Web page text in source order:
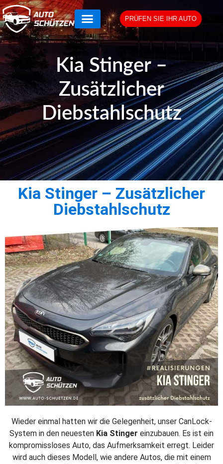
PRÜFEN SIE IHR AUTO
Kia Stinger –
Zusätzlicher
Diebstahlschutz
Kia Stinger – Zusätzlicher
Diebstahlschutz
Wieder einmal hatten wir die Gelegenheit, unser CanLock-
System in den neuesten Kia Stinger einzubauen. Es ist ein
kompromissloses Auto, das Aufmerksamkeit erregt. Leider
wird auch dieses Modell, wie andere Autos, die mit einem